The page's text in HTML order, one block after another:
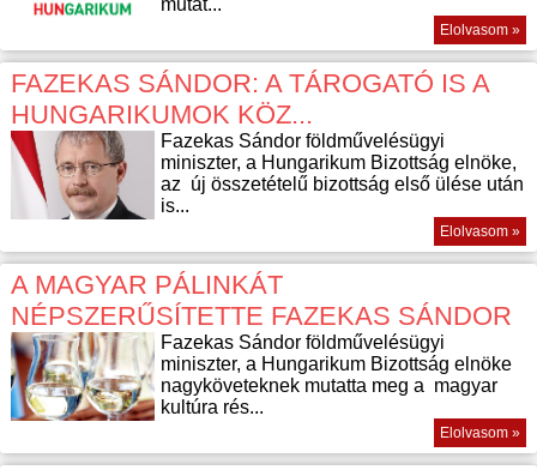
mutat...
Elolvasom »
FAZEKAS SÁNDOR: A TÁROGATÓ IS A
HUNGARIKUMOK KÖZ...
Fazekas Sándor földművelésügyi
miniszter, a Hungarikum Bizottság elnöke,
az új összetételű bizottság első ülése után
is...
Elolvasom »
A MAGYAR PÁLINKÁT
NÉPSZERŰSÍTETTE FAZEKAS SÁNDOR
Fazekas Sándor földművelésügyi
miniszter, a Hungarikum Bizottság elnöke
nagyköveteknek mutatta meg a magyar
kultúra rés...
Elolvasom »